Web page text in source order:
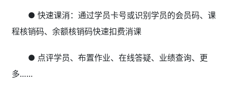
● 快速课消：通过学员卡号或识别学员的会员码、课
程核销码、余额核销码快速扣费消课
● 点评学员、布置作业、在线答疑、业绩查询、更
多……